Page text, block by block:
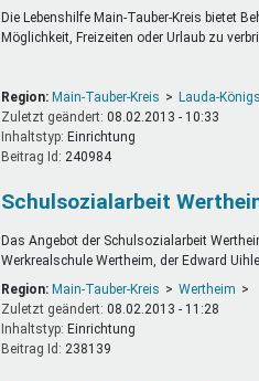
Die Lebenshilfe Main-Tauber-Kreis bietet
Möglichkeit, Freizeiten oder Urlaub zu
Region: Main-Tauber-Kreis Lauda-
Zuletzt geändert:08.02.2013 - 10:33
Inhaltstyp:
einrichtung
Beitrag Id:240984
Schulsozialarbeit
Das Angebot der Schulsozialarbeit
Werkrealschule Wertheim, der Edward
Region: Main-Tauber-Kreis
Wertheim
Zuletzt geändert:08.02.2013 - 11:28
Inhaltstyp:
einrichtung
Beitrag Id:238139